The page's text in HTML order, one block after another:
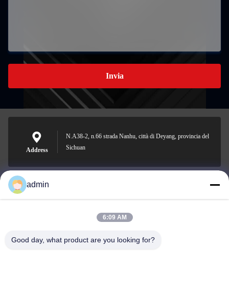
Invia
Address
N.A38-2, n.66 strada Nanhu, città di Deyang, provincia del
Sichuan
Nero@enlaibio.com
admin
6:09 AM
Good day, what product are you looking for?